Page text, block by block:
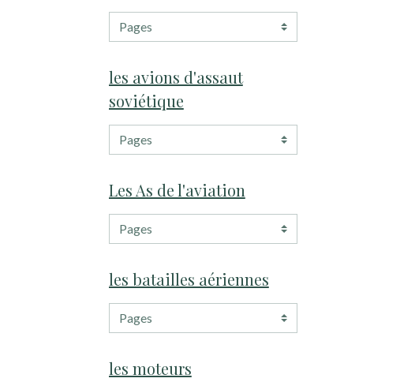
les avions d'assaut
soviétique
Les As de l'aviation
les batailles aériennes
les moteurs